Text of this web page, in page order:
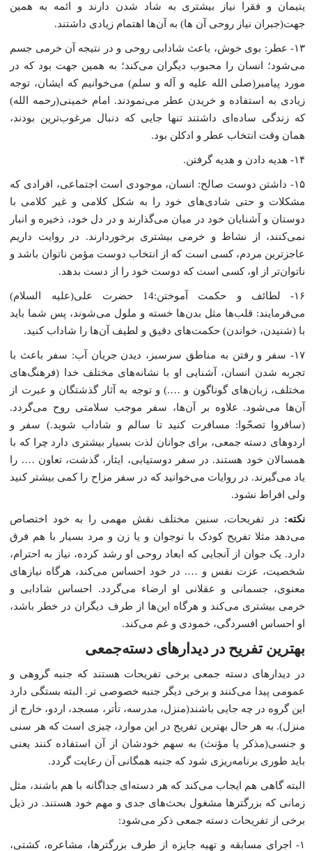
یتیمان و فقرا نیاز بیشترى به شاد شدن دارند و ائمه به همین
جهت(جبران نیاز روحى آن ها) به آن‌ها اهتمام زیادى داشتند.
۱۳- عطر: بوى خوش، باعث شادابى روحى و در نتیجه آن خرمى جسم
مى‌شود؛ انسان را محبوب دیگران مى‌کند؛ به همین جهت بود که در
مورد پیامبر(صلى الله علیه و آله و سلم) مى‌خوانیم که ایشان، توجه
زیادى به استفاده و خریدن عطر مى‌نمودند. امام خمینى(رحمه الله)
که زندگى ساده‌اى داشتند تنها جایى که دنبال مرغوب‌ترین بودند،
همان وقت انتخاب عطر و ادکلن بود.
۱۴- هدیه دادن و هدیه گرفتن.
۱۵- داشتن دوست صالح: انسان، موجودى است اجتماعى، افرادى که
مشکلات و حتى شادى‌هاى خود را به شکل کلامى و غیر کلامى با
دوستان و آشنایان خود در میان مى‌گذارند و در دل خود، ذخیره و انبار
نمى‌کنند، از نشاط و خرمى بیشترى برخوردارند. در روایت داریم
عاجزترین مردم، کسى است که از انتخاب دوست مؤمن ناتوان باشد و
ناتوان‌تر از او، کسى است که دوست خود را از دست بدهد.
۱۶- لطائف و حکمت آموختن:14 حضرت على(علیه السلام)
مى‌فرمایند: قلب‌ها مثل بدن‌ها خسته و ملول مى‌شوند، پس شما باید
با (شنیدن، خواندن) حکمت‌هاى دقیق و لطیف آن‌ها را شاداب کنید.
۱۷- سفر و رفتن به مناطق سرسبز، دیدن جریان آب: سفر باعث با
تجربه شدن انسان، آشنایى او با نشانه‌هاى مختلف خدا (فرهنگ‌هاى
مختلف، زبان‌هاى گوناگون و ….) و توجه به آثار گذشتگان و عبرت از
آن‌ها مى‌شود. علاوه بر آن‌ها، سفر موجب سلامتى روح مى‌گردد.
(سافروا تصحّوا: مسافرت کنید تا سالم و شاداب شوید.) سفر و
اردوهاى دسته جمعى، براى جوانان لذت بسیار بیشترى دارد چرا که با
همسالان خود هستند. در سفر دوستیابى، ایثار، گذشت، تعاون …. را
یاد مى‌گیرند. در روایات مى‌خوانید که در سفر مزاح را کمى بیشتر کنید
ولى افراط نشود.
نکته: در تفریحات، سنین مختلف نقش مهمى را به خود اختصاص
مى‌دهد مثلا تفریح کودک با نوجوان و یا زن و مرد بسیار با هم فرق
دارد. یک جوان از آنجایى که ابعاد روحى او رشد کرده، نیاز به احترام،
شخصیت، عزت نفس و …. در خود احساس مى‌کند، هرگاه نیازهاى
معنوى، جسمانى و عقلانى او ارضاء مى‌گردد. احساس شادابى و
خرمى بیشترى مى‌کند و هرگاه این‌ها از طرف دیگران در خطر باشد،
او احساس افسردگى، خمودى و غم مى‌کند.
بهترین تفریح در دیدارهاى دسته‌جمعى
در دیدارهاى دسته جمعى برخى تفریحات هستند که جنبه گروهى و
عمومى پیدا مى‌کنند و برخى دیگر جنبه خصوصى تر. البته بستگى دارد
این گروه در چه جایى باشند(منزل، مدرسه، تأتر، مسجد، اردو، خارج از
منزل). به هر حال بهترین تفریح در این موارد، چیزى است که هر سنى
و جنسى(مذکر یا مؤنث) به سهم خودشان از آن استفاده کنند یعنى
باید طورى برنامه‌ریزى شود که جنبه همگانى آن رعایت گردد.
البته گاهى هم ایجاب مى‌کند که هر دسته‌اى جداگانه با هم باشند، مثل
زمانى که بزرگترها مشغول بحث‌هاى جدى و مهم خود هستند. در ذیل
برخى از تفریحات دسته جمعى ذکر مى‌شود:
۱- اجراى مسابقه و تهیه جایزه از طرف بزرگترها، مشاعره، کشتى،